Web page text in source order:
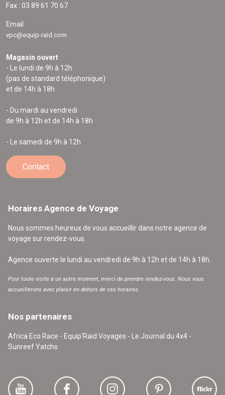
Fax : 03 89 61 70 67
Email
vpc@equip-raid.com
Magasin ouvert
- Le lundi de 9h à 12h
(pas de standard téléphonique)
et de 14h à 18h
- Du mardi au vendredi
de 9h à 12h et de 14h à 18h
- Le samedi de 9h à 12h
Contact
Horaires Agence de Voyage
Nous sommes heureux de vous accueillir dans notre agence de
voyage sur rendez-vous.
Agence ouverte le lundi au vendredi de 9h à 12h et de 14h à 18h.
Pour toute visite à un autre moment, merci de prendre rendez-vous. Nous vous
accueillerons avec plaisir en dehors de ces horaires.
Nos partenaires
Africa Eco Race - Equip'Raid Voyages - Le Journal du 4x4 -
Sunreef Yatchs